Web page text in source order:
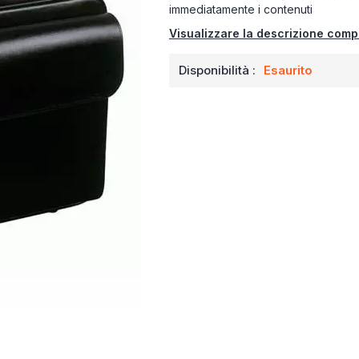
immediatamente i contenuti
Visualizzare la descrizione
Disponibilità : Esaurito